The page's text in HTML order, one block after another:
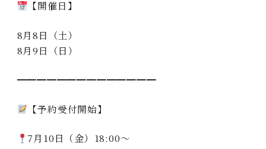
【開催日】
8月8日（土）
8月9日（日）
━━━━━━━━━━━━━━
【予約受付開始】
7月10日（金）18:00〜